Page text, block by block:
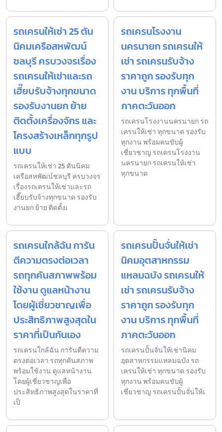
รถเครนให้เช่า 25 ตัน
นิคมเครือสหพัฒน์
ชลบุรี ครบวงจรเรื่อง
รถเครนให้เช่าและรถ
เฮี๊ยบรับจ้างทุกขนาด
รองรับงานยก ย้าย
ติดตั้งเครื่องจักร และ
โครงสร้างเหล็กทุกรูป
แบบ
รถเครนให้เช่า 25 ตันนิคม
เครือสหพัฒน์ชลบุรี ครบวงจร
เรื่องรถเครนให้เช่าและรถ
เฮี๊ยบรับจ้างทุกขนาด รองรับ
งานยก ย้าย ติดตั้งเ
รถเครนโรงงาน
นครนายก รถเครนให้
เช่า รถเครนรับจ้าง
ราคาถูก รองรับทุก
งาน บริการ ทุกพื้นที่
ภาคตะวันออก
รถเครนโรงงานนครนายก รถ
เครนให้เช่า ทุกขนาด รองรับ
ทุกงาน พร้อมคนขับผู้
เชี่ยวชาญ รถเครนโรงงาน
นครนายก รถเครนให้เช่า
ทุกขนาด
รถเครนใกล้ฉัน การัน
ตีความตรงต่อเวลา
รถทุกคันสภาพพร้อม
ใช้งาน ดูแลหน้างาน
โดยผู้เชี่ยวชาญเพื่อ
ประสิทธิภาพสูงสุดใน
ราคาที่เป็นกันเอง
รถเครนใกล้ฉัน การันตีความ
ตรงต่อเวลา รถทุกคันสภาพ
พร้อมใช้งาน ดูแลหน้างาน
โดยผู้เชี่ยวชาญเพื่อ
ประสิทธิภาพสูงสุดในราคาที่
เป็
รถเครนปั้นจั่นให้เช่า
นิคมอุตสาหกรรม
แหลมฉบัง รถเครนให้
เช่า รถเครนรับจ้าง
ราคาถูก รองรับทุก
งาน บริการ ทุกพื้นที่
ภาคตะวันออก
รถเครนปั้นจั่นให้เช่านิคม
อุตสาหกรรมแหลมฉบัง รถ
เครนให้เช่า ทุกขนาด รองรับ
ทุกงาน พร้อมคนขับผู้
เชี่ยวชาญ รถเครนปั้นจั่นให้เ